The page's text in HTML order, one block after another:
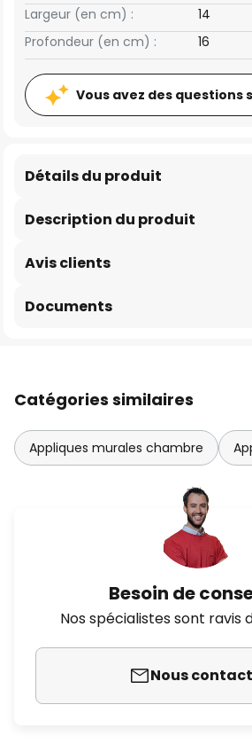
Largeur (en cm) : 14
Profondeur (en cm) : 16
Vous avez des questions
Description du produit
Détails du produit
Avis clients
Documents
Catégories similaires
Appliques murales chambre
Besoin de
Nos spécialistes sont ravis
Nous